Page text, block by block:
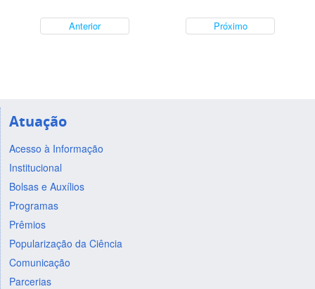
Anterior Próximo
Atuação
Acesso à Informação
Institucional
Bolsas e Auxílios
Programas
Prêmios
Popularização da Ciência
Comunicação
Parcerias